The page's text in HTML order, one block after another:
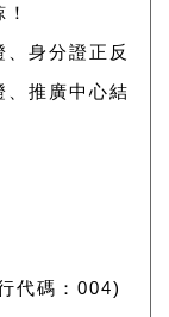
身分證正反
、推廣中心結
代碼：004)